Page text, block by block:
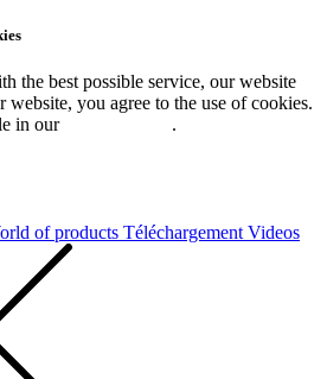
the best possible service, our website
website, you agree to the use of cookies.
in our
.
of products Téléchargement Videos